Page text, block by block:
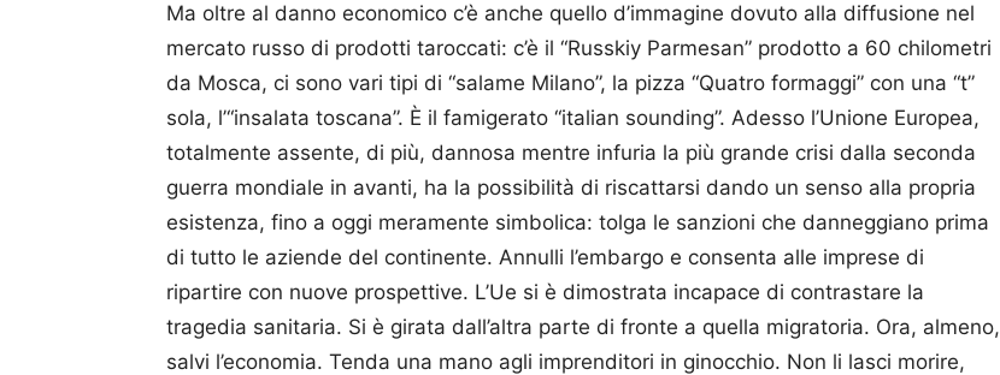
Ma oltre al danno economico c’è anche quello d’immagine dovuto alla diffusione nel
mercato russo di prodotti taroccati: c’è il “Russkiy Parmesan” prodotto a 60 chilometri
da Mosca, ci sono vari tipi di “salame Milano”, la pizza “Quatro formaggi” con una “t”
sola, l’“insalata toscana”. È il famigerato “italian sounding”. Adesso l’Unione Europea,
totalmente assente, di più, dannosa mentre infuria la più grande crisi dalla seconda
guerra mondiale in avanti, ha la possibilità di riscattarsi dando un senso alla propria
esistenza, fino a oggi meramente simbolica: tolga le sanzioni che danneggiano prima
di tutto le aziende del continente. Annulli l’embargo e consenta alle imprese di
ripartire con nuove prospettive. L’Ue si è dimostrata incapace di contrastare la
tragedia sanitaria. Si è girata dall’altra parte di fronte a quella migratoria. Ora, almeno,
salvi l’economia. Tenda una mano agli imprenditori in ginocchio. Non li lasci morire,